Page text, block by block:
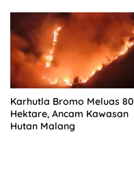
Karhutla Bromo Meluas 80
Hektare, Ancam Kawasan
Hutan Malang